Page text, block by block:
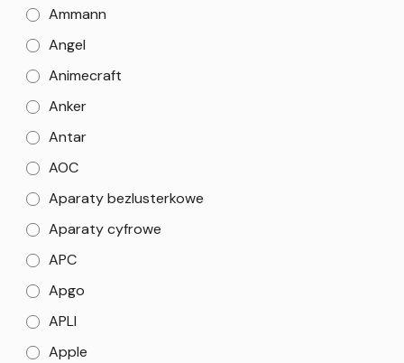
Ammann
Angel
Animecraft
Anker
Antar
AOC
Aparaty bezlusterkowe
Aparaty cyfrowe
APC
Apgo
APLI
Apple